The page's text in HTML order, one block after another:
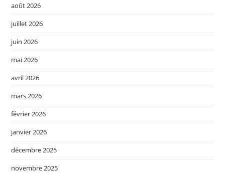
août 2026
juillet 2026
juin 2026
mai 2026
avril 2026
mars 2026
février 2026
janvier 2026
décembre 2025
novembre 2025